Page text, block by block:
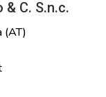
C. S.n.c.
(AT)